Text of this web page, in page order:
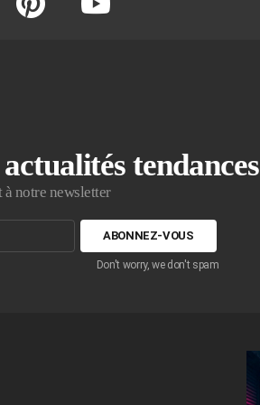
tendances
notre newsletter
Don't worry, we don't spam